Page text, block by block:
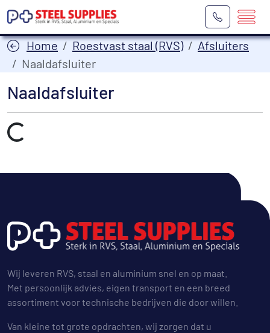
Home Roestvast staal (RVS)
Afsluiters
Naaldafsluiter
Naaldafsluiter
Laden...
Wij leveren RVS, staal en aluminium snel en op maat.
Met persoonlijk advies, eigen transport en een breed
assortiment voor technische bedrijven die door willen.
Van kleine tot grote opdrachten, wij zorgen dat u